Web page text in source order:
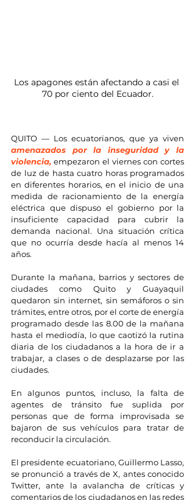
Los apagones están afectando a casi el
70 por ciento del Ecuador.
amenazados por la inseguridad y la
violencia, empezaron el viernes con cortes
de luz de hasta cuatro horas programados
en diferentes horarios, en el inicio de una
medida de racionamiento de la energía
eléctrica que dispuso el gobierno por la
insuficiente capacidad para cubrir la
demanda nacional. Una situación crítica
que no ocurría desde hacía al menos 14
años.
Durante la mañana, barrios y sectores de
ciudades como Quito y Guayaquil
quedaron sin internet, sin semáforos o sin
trámites, entre otros, por el corte de energía
programado desde las 8.00 de la mañana
hasta el mediodía, lo que caotizó la rutina
diaria de los ciudadanos a la hora de ir a
trabajar, a clases o de desplazarse por las
ciudades.
En algunos puntos, incluso, la falta de
agentes de tránsito fue suplida por
personas que de forma improvisada se
bajaron de sus vehículos para tratar de
reconducir la circulación.
El presidente ecuatoriano, Guillermo Lasso,
se pronunció a través de X, antes conocido
Twitter, ante la avalancha de críticas y
comentarios de los ciudadanos en las redes